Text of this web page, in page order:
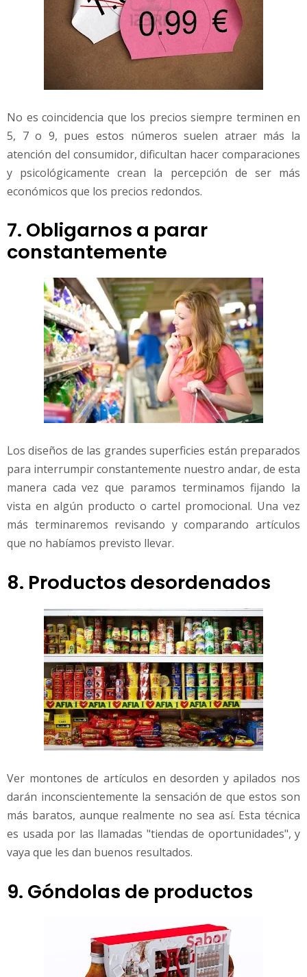
No es coincidencia que los precios siempre terminen en
5, 7 o 9, pues estos números suelen atraer más la
atención del consumidor, dificultan hacer comparaciones
y psicológicamente crean la percepción de ser más
económicos que los precios redondos.
7. Obligarnos a parar
constantemente
Los diseños de las grandes superficies están preparados
para interrumpir constantemente nuestro andar, de esta
manera cada vez que paramos terminamos fijando la
vista en algún producto o cartel promocional. Una vez
más terminaremos revisando y comparando artículos
que no habíamos previsto llevar.
8. Productos desordenados
Ver montones de artículos en desorden y apilados nos
darán inconscientemente la sensación de que estos son
más baratos, aunque realmente no sea así. Esta técnica
es usada por las llamadas "tiendas de oportunidades", y
vaya que les dan buenos resultados.
9. Góndolas de productos